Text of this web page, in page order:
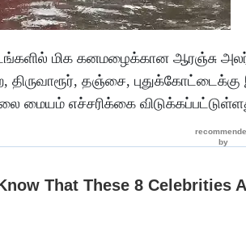
மிக கனமழைக்கான ஆரஞ்சு
திருவாரூர், தஞ்சை,
மையம் எச்சரிக்கை